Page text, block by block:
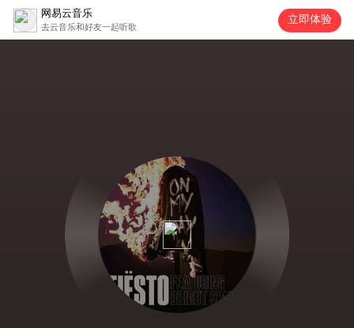
网易云音乐
去云音乐和好友一起听歌
立即体验